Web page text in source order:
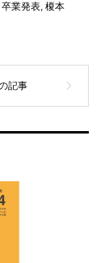
卒業発表, 榎本